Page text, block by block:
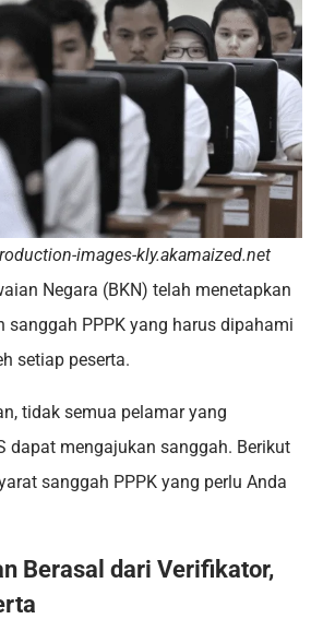
images-kly.akamaized.net
Negara (BKN) telah menetapkan
sanggah PPPK yang harus dipahami
setiap peserta.
tidak semua pelamar yang
dapat mengajukan sanggah. Berikut
sanggah PPPK yang perlu Anda
Berasal dari Verifikator,